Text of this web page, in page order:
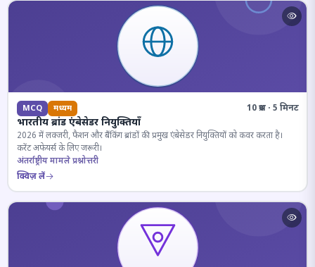
MCQ मध्यम 10 प्रश्न · 5 मिनट
भारतीय ब्रांड एंबेसेडर नियुक्तियाँ
2026 में लक्जरी, फैशन और बैंकिंग ब्रांडों की प्रमुख एंबेसेडर नियुक्तियों को कवर करता है।
करेंट अफेयर्स के लिए जरूरी।
अंतर्राष्ट्रीय मामले प्रश्नोत्तरी
क्विज़ लें